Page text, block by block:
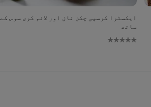
ratings
ایکسٹرا کرسپی چکن نان اور لائم کری سوس کے
ساتھ